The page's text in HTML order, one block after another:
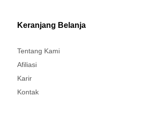
Keranjang Belanja
Tentang Kami
Afiliasi
Karir
Kontak